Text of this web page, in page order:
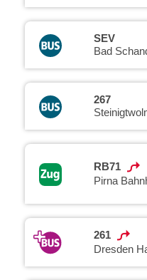
SEV
Bad
267
RB71
Pirna
261
Dresden